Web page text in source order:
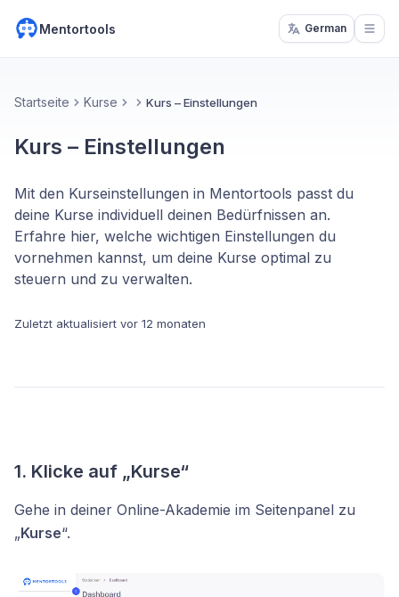
Mentortools German
Startseite Kurse Kurs – Einstellungen
Kurs – Einstellungen
Mit den Kurseinstellungen in Mentortools passt du
deine Kurse individuell deinen Bedürfnissen an.
Erfahre hier, welche wichtigen Einstellungen du
vornehmen kannst, um deine Kurse optimal zu
steuern und zu verwalten.
Zuletzt aktualisiert vor 12 monaten
1. Klicke auf „Kurse“
Gehe in deiner Online-Akademie im Seitenpanel zu
„Kurse“.